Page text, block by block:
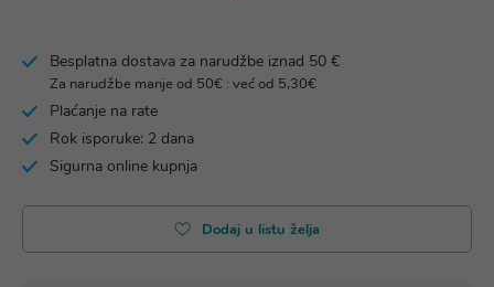
Besplatna dostava za narudžbe iznad 50 €
Za narudžbe manje od 50€ : već od 5,30€
Plaćanje na rate
Rok isporuke: 2 dana
Sigurna online kupnja
Dodaj u listu želja